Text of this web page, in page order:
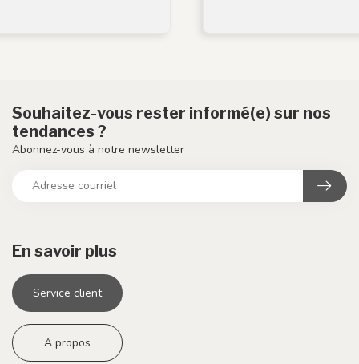
En savoir plus
Service client
A propos
Souhaitez-vous rester informé(e) sur nos
tendances ?
Abonnez-vous à notre newsletter